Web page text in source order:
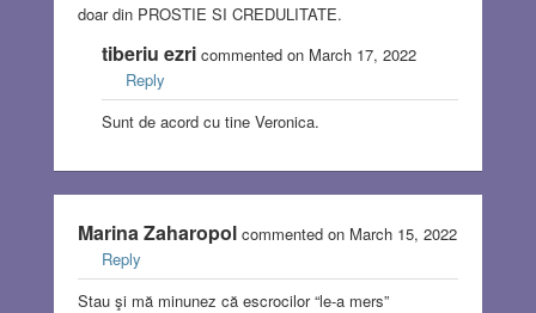
doar din PROSTIE SI CREDULITATE.
tiberiu ezricommented on March 17, 2022
Reply
Sunt de acord cu tine Veronica.
Marina Zaharopolcommented on March 15, 2022
Reply
Stau şi mă minunez că escrocilor “le-a mers”